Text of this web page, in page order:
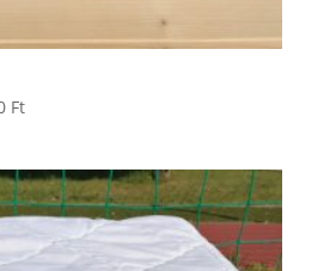
FtÁrtartomány:
-
149
000 Ft